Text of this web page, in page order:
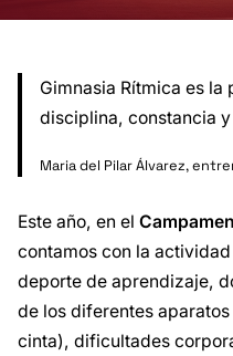
Gimnasia Rítmica es
disciplina, constancia
Maria del Pilar Álvarez,
Este año, en el
contamos con la
deporte de aprendizaje,
de los diferentes
cinta), dificultades